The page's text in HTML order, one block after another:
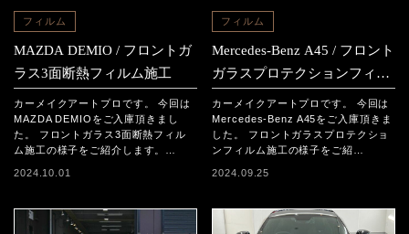
フィルム
MAZDA DEMIO / フロントガ
ラス3面断熱フィルム施工
カーメイクアートプロです。 今回は
MAZDA DEMIOをご入庫頂きまし
た。 フロントガラス3面断熱フィル
ム施工の様子をご紹介します。…
2024.10.01
フィルム
Mercedes-Benz A45 / フロント
ガラスプロテクションフィル
カーメイクアートプロです。 今回は
Mercedes-Benz A45をご入庫頂きま
した。 フロントガラスプロテクショ
ンフィルム施工の様子をご紹…
2024.09.25